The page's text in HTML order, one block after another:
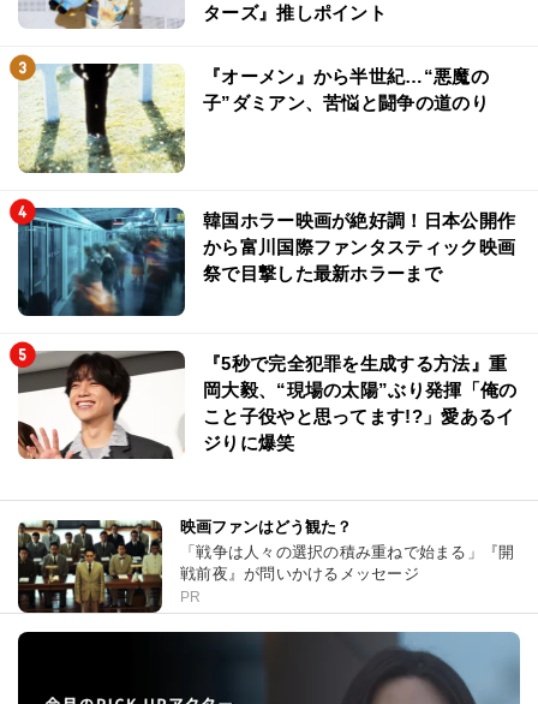
ターズ』推しポイント
『オーメン』から半世紀…“悪魔の
子”ダミアン、苦悩と闘争の道のり
韓国ホラー映画が絶好調！日本公開作
から富川国際ファンタスティック映画
祭で目撃した最新ホラーまで
『5秒で完全犯罪を生成する方法』重
岡大毅、“現場の太陽”ぶり発揮「俺の
こと子役やと思ってます!?」愛あるイ
ジりに爆笑
映画ファンはどう観た？
「戦争は人々の選択の積み重ねで始まる」『開
戦前夜』が問いかけるメッセージ
PR